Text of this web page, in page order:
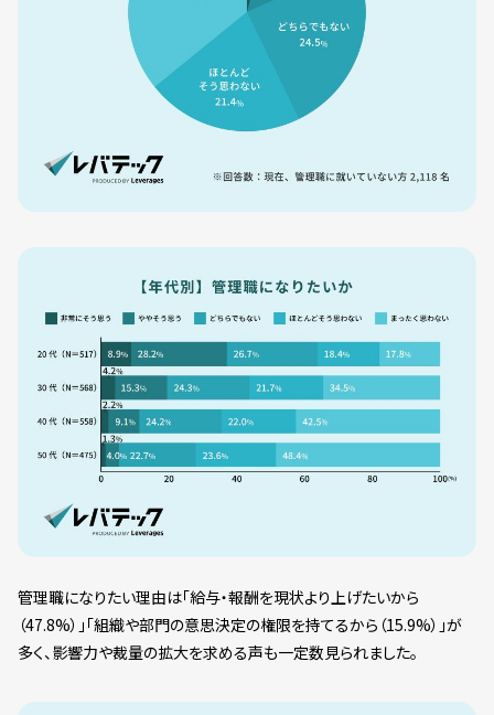
管理職になりたい理由は「給与・報酬を現状より上げたいから
（47.8%）」「組織や部門の意思決定の権限を持てるから（15.9%）」が
多く、影響力や裁量の拡大を求める声も一定数見られました。